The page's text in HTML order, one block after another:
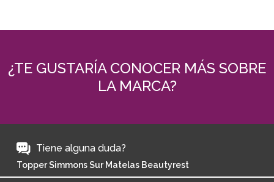
¿TE GUSTARÍA CONOCER MÁS SOBRE
LA MARCA?
Tiene alguna duda?
Topper Simmons Sur Matelas Beautyrest